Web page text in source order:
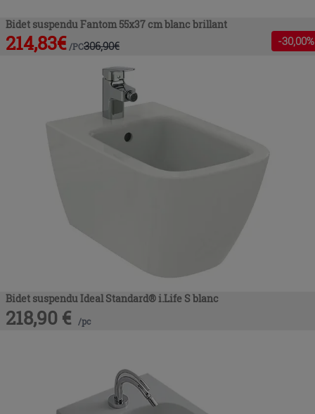
Bidet suspendu Fantom 55x37 cm blanc brillant
214,83€ /PC306,90€ -30,00%
Bidet suspendu Ideal Standard® i.Life S blanc
218,90 € /pc